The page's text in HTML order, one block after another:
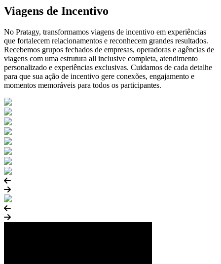
Viagens de Incentivo
No Pratagy, transformamos viagens de incentivo em experiências
que fortalecem relacionamentos e reconhecem grandes resultados.
Recebemos grupos fechados de empresas, operadoras e agências de
viagens com uma estrutura all inclusive completa, atendimento
personalizado e experiências exclusivas. Cuidamos de cada detalhe
para que sua ação de incentivo gere conexões, engajamento e
momentos memoráveis para todos os participantes.